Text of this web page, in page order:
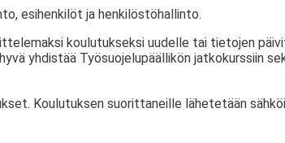
esihenkilöt ja henkilöstöhallinto.
koulutukseksi uudelle tai tietojen
yhdistää Työsuojelupäällikön jatkokurssiin
Koulutuksen suorittaneille lähetetään